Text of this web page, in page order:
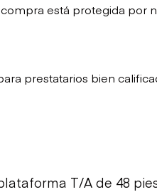
está protegida por
prestatarios bien
T/A de 48